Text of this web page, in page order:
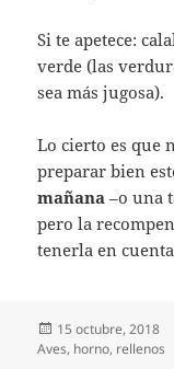
Si te apetece:
verde (las
sea más jugosa).
Lo cierto es que
preparar bien
mañana –o una
pero la
tenerla en
Publicado
el
15 octubre, 2018
Aves, horno, rellenos